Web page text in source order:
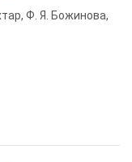
Ф. Я. Божинова,